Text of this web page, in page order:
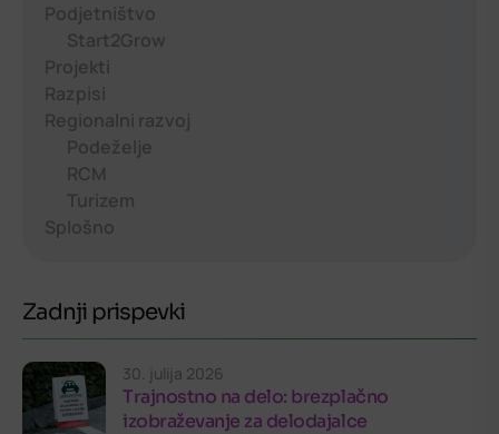
Podjetništvo
Start2Grow
Projekti
Razpisi
Regionalni razvoj
Podeželje
RCM
Turizem
Splošno
Zadnji prispevki
30. julija 2026
Trajnostno na delo: brezplačno
izobraževanje za delodajalce